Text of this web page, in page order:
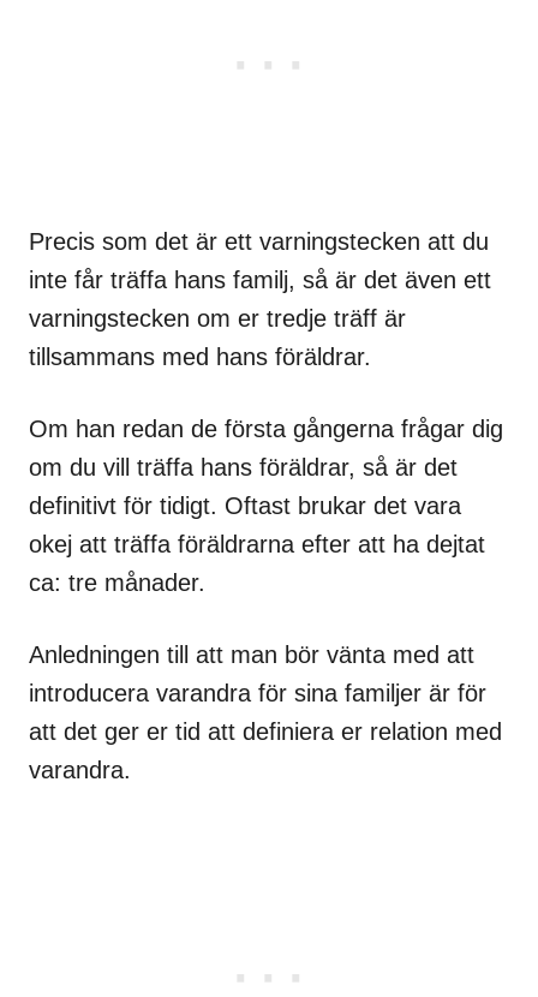
Precis som det är ett varningstecken att du
inte får träffa hans familj, så är det även ett
varningstecken om er tredje träff är
tillsammans med hans föräldrar.
Om han redan de första gångerna frågar dig
om du vill träffa hans föräldrar, så är det
definitivt för tidigt. Oftast brukar det vara
okej att träffa föräldrarna efter att ha dejtat
ca: tre månader.
Anledningen till att man bör vänta med att
introducera varandra för sina familjer är för
att det ger er tid att definiera er relation med
varandra.